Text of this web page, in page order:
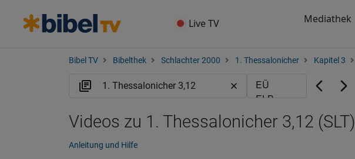
Live TV Mediathek
Bibel TV Bibelthek Schlachter 2000 1. Thessalonicher Kapitel 3
Videos zu 1. Thessalonicher 3,12 (SLT)
Anleitung und Hilfe